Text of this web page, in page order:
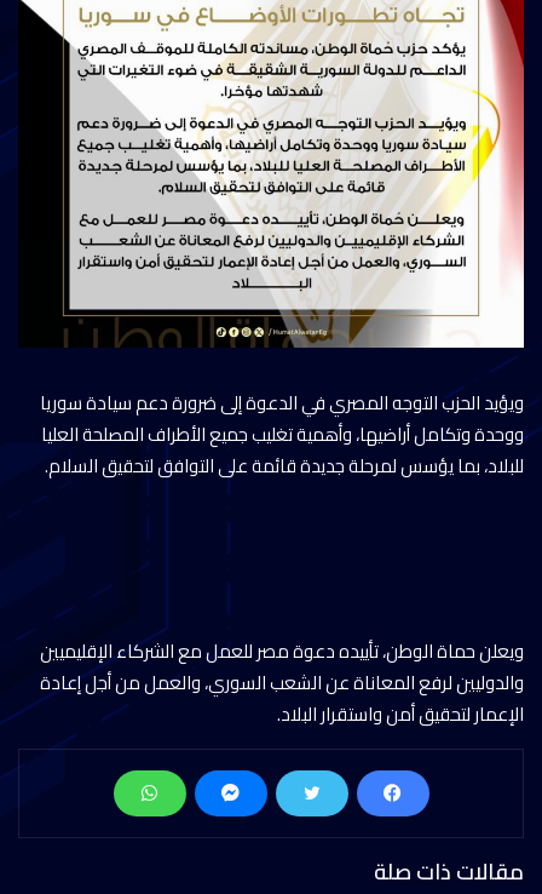
ويؤيد الحزب التوجه المصري في الدعوة إلى ضرورة دعم سيادة سوريا
ووحدة وتكامل أراضيها، وأهمية تغليب جميع الأطراف المصلحة العليا
للبلاد، بما يؤسس لمرحلة جديدة قائمة على التوافق لتحقيق السلام.
ويعلن حماة الوطن، تأييده دعوة مصر للعمل مع الشركاء الإقليميين
والدوليين لرفع المعاناة عن الشعب السوري، والعمل من أجل إعادة
الإعمار لتحقيق أمن واستقرار البلاد.
مقالات ذات صلة